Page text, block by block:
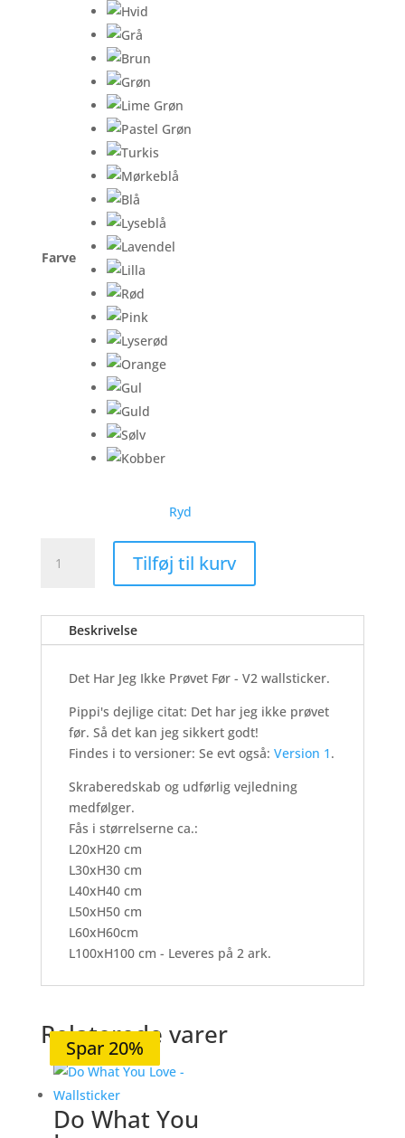
Farve
Ryd
Prøvet
Wallsticker
Tilføj til kurv
Beskrivelse
Det Har Jeg Ikke Prøvet Før - V2 wallsticker.
Pippi's dejlige citat: Det har jeg ikke prøvet
før. Så det kan jeg sikkert godt!
Findes i to versioner: Se evt også: Version 1.
Skraberedskab og udførlig vejledning
medfølger.
Fås i størrelserne ca.:
L20xH20 cm
L30xH30 cm
L40xH40 cm
L50xH50 cm
L60xH60cm
L100xH100 cm - Leveres på 2 ark.
Relaterede varer
Spar 20%
Do What You
Spar 20%
Spar 20%
Spar 20%
Spar 20%